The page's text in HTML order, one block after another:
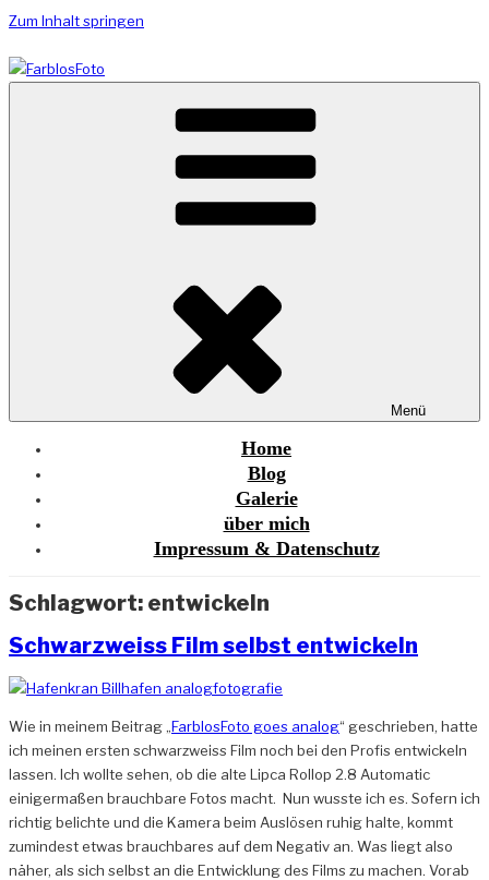
Zum Inhalt springen
FARBLOSFOTO
Die Welt war schon immer bunt – Fotos nicht
Menü
Home
Blog
Galerie
über mich
Impressum & Datenschutz
Schlagwort: entwickeln
Schwarzweiss Film selbst entwickeln
Wie in meinem Beitrag „FarblosFoto goes analog“ geschrieben, hatte
ich meinen ersten schwarzweiss Film noch bei den Profis entwickeln
lassen. Ich wollte sehen, ob die alte Lipca Rollop 2.8 Automatic
einigermaßen brauchbare Fotos macht. Nun wusste ich es. Sofern ich
richtig belichte und die Kamera beim Auslösen ruhig halte, kommt
zumindest etwas brauchbares auf dem Negativ an. Was liegt also
näher, als sich selbst an die Entwicklung des Films zu machen. Vorab